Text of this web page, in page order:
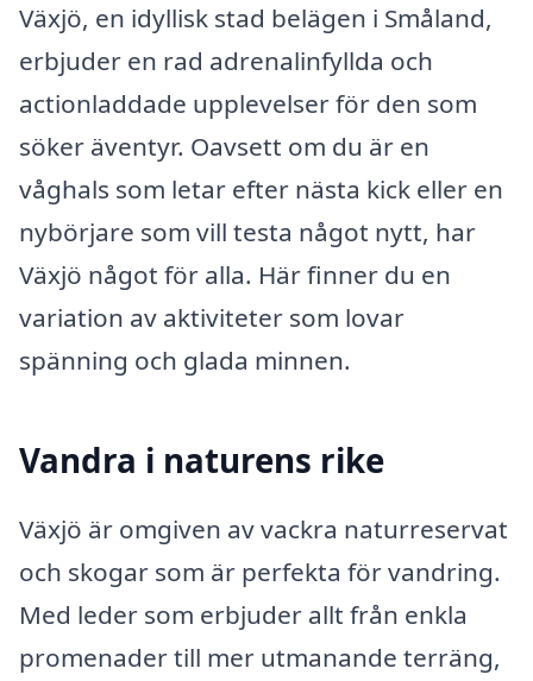
Växjö, en idyllisk stad belägen i Småland,
erbjuder en rad adrenalinfyllda och
actionladdade upplevelser för den som
söker äventyr. Oavsett om du är en
våghals som letar efter nästa kick eller en
nybörjare som vill testa något nytt, har
Växjö något för alla. Här finner du en
variation av aktiviteter som lovar
spänning och glada minnen.
Vandra i naturens rike
Växjö är omgiven av vackra naturreservat
och skogar som är perfekta för vandring.
Med leder som erbjuder allt från enkla
promenader till mer utmanande terräng,